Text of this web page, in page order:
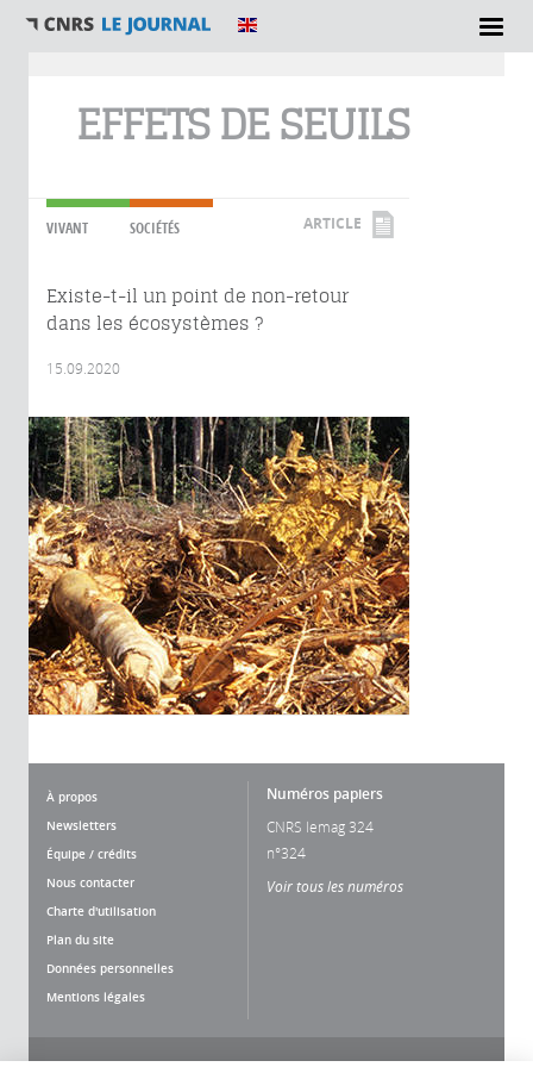
EFFETS DE SEUILS
VIVANT SOCIÉTÉS ARTICLE
Existe-t-il un point de non-retour
dans les écosystèmes ?
15.09.2020
À propos
Newsletters
Équipe / crédits
Nous contacter
Charte d'utilisation
Plan du site
Données personnelles
Mentions légales
Numéros papiers
CNRS lemag 324
n°324
Voir tous les numéros